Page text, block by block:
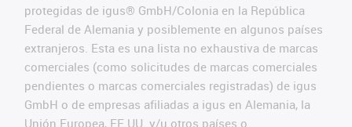
protegidas de igus® GmbH/Colonia en la República
Federal de Alemania y posiblemente en algunos países
extranjeros. Esta es una lista no exhaustiva de marcas
comerciales (como solicitudes de marcas comerciales
pendientes o marcas comerciales registradas) de igus
GmbH o de empresas afiliadas a igus en Alemania, la
Unión Europea, EE.UU. y/u otros países o